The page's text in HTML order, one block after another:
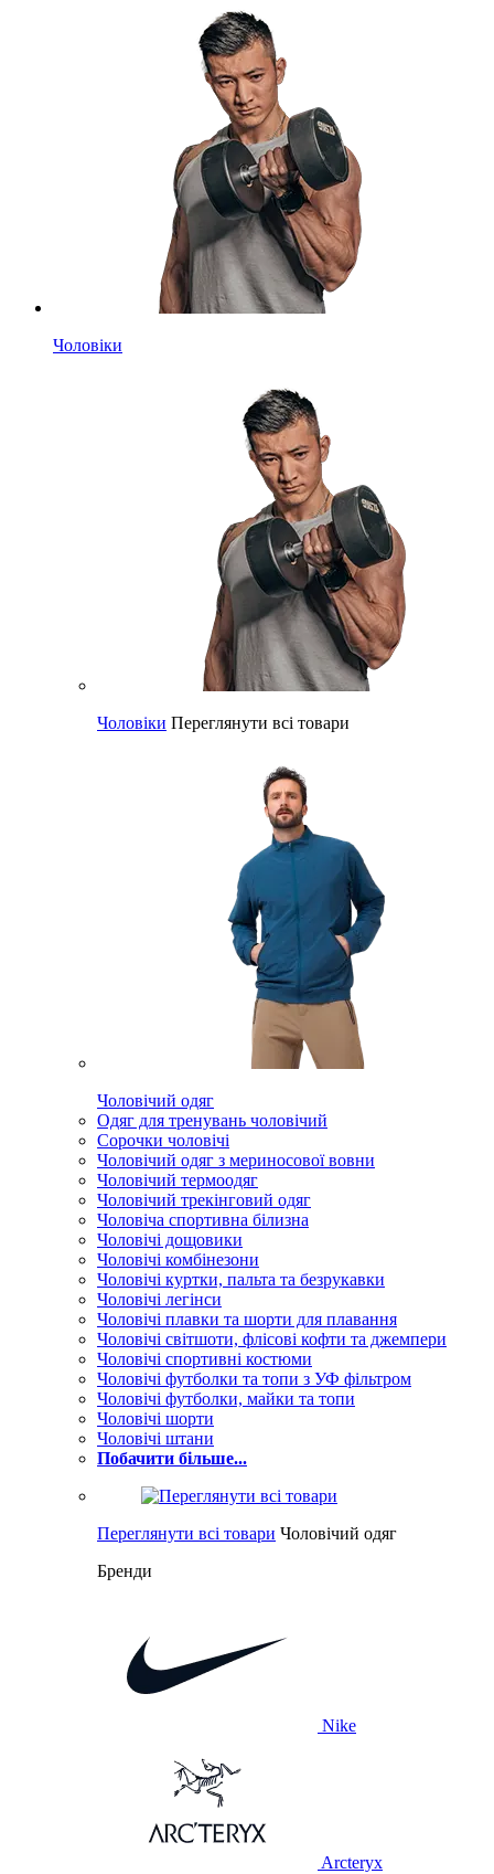
Чоловіки
Чоловіки Переглянути всі товари
Чоловічий одяг
Одяг для тренувань чоловічий
Сорочки чоловічі
Чоловічий одяг з мериносової вовни
Чоловічий термоодяг
Чоловічий трекінговий одяг
Чоловіча спортивна білизна
Чоловічі дощовики
Чоловічі комбінезони
Чоловічі куртки, пальта та безрукавки
Чоловічі легінси
Чоловічі плавки та шорти для плавання
Чоловічі світшоти, флісові кофти та джемпери
Чоловічі спортивні костюми
Чоловічі футболки та топи з УФ фільтром
Чоловічі футболки, майки та топи
Чоловічі шорти
Чоловічі штани
Побачити більше...
Переглянути всі товари Чоловічий одяг
Бренди
Nike
Arcteryx